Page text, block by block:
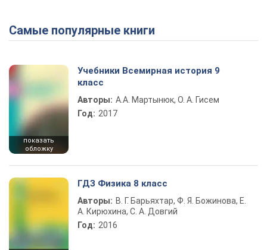
Самые популярные книги
показать
обложку
Учебники Всемирная история 9
класс
Авторы: А.А. Мартынюк, О. А. Гисем
Год: 2017
ГДЗ Физика 8 класс
Авторы: В. Г. Барьяхтар, Ф. Я. Божинова, Е.
А. Кирюхина, С. А. Довгий
Год: 2016